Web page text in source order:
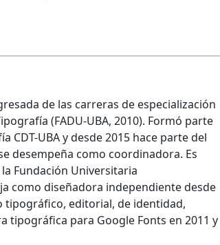
de las carreras de especialización
(FADU-UBA, 2010). Formó parte
CDT-UBA y desde 2015 hace parte del
desempeña como coordinadora. Es
Fundación Universitaria
como diseñadora independiente desde
tipográfico, editorial, de identidad,
tipográfica para Google Fonts en 2011 y